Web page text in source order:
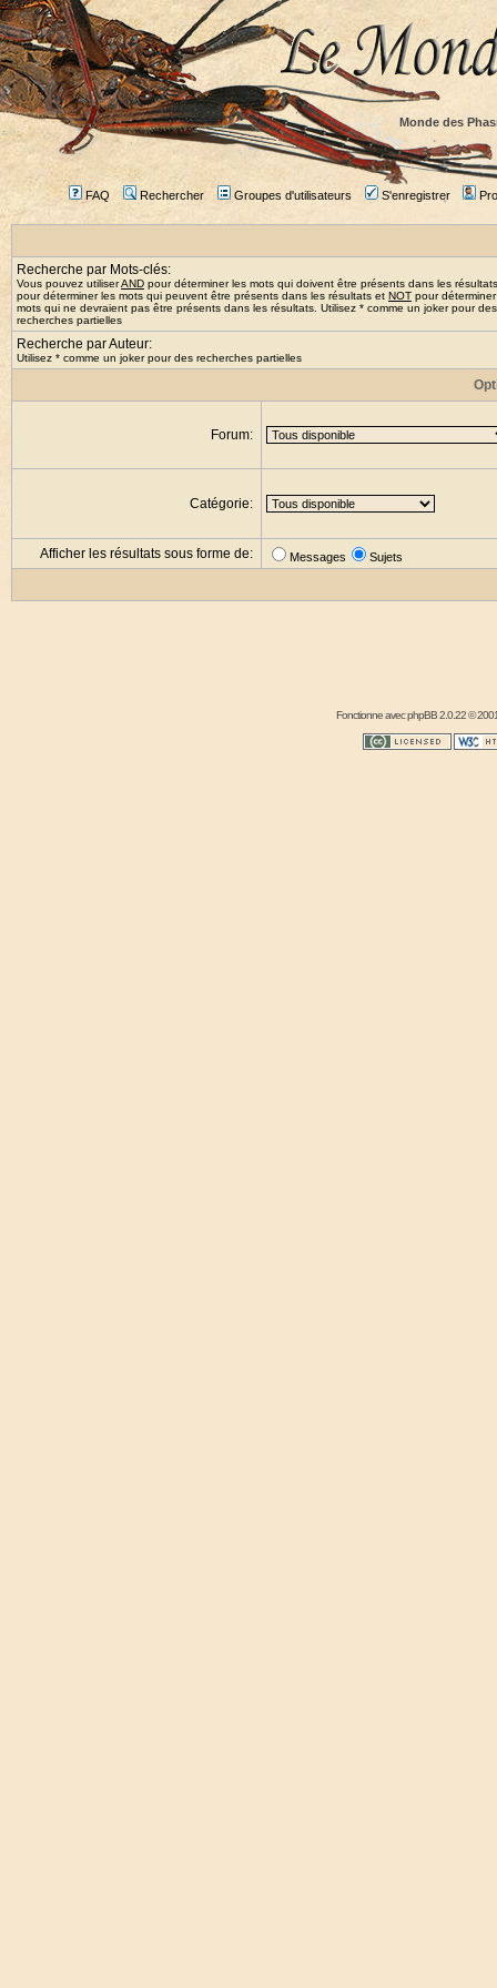
Monde des
FAQ Rechercher Groupes d'utilisateurs S'enregistrer
Recherche par Mots-clés:
Vous pouvez utiliserAND pour déterminer les mots qui doivent être présents dans les
pour déterminer les mots qui peuvent être présents dans les résultats et NOT pour
mots qui ne devraient pas être présents dans les résultats. Utilisez * comme un joker pour des
recherches partielles
Recherche par Auteur:
Utilisez * comme un joker pour des recherches partielles
Forum:
Catégorie:
Afficher les résultats sous forme de: Messages Sujets
Fonctionne avecphpBB2.0.22 ©